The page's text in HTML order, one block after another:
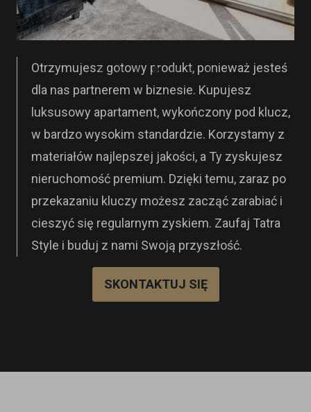
Otrzymujesz gotowy produkt, ponieważ jesteś
dla nas partnerem w biznesie. Kupujesz
luksusowy apartament, wykończony pod klucz,
w bardzo wysokim standardzie. Korzystamy z
materiałów najlepszej jakości, a Ty zyskujesz
nieruchomość premium. Dzięki temu, zaraz po
przekazaniu kluczy możesz zacząć zarabiać i
cieszyć się regularnym zyskiem. Zaufaj Tatra
Style i buduj z nami Swoją przyszłość.
SKONTAKTUJ SIĘ